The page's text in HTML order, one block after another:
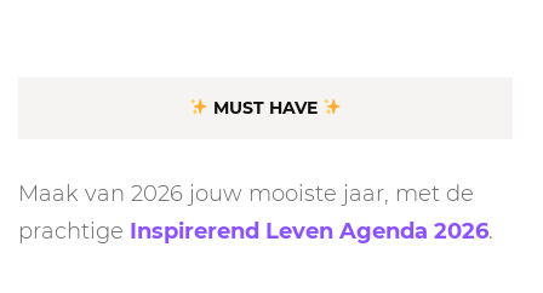
MUST HAVE
Maak van 2026 jouw mooiste jaar, met de
prachtige Inspirerend Leven Agenda 2026.